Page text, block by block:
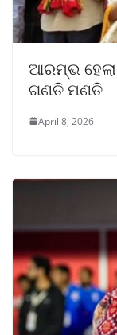
ଆରମ୍ଭ
ଗଣତି ମଣତି
April 8, 2026